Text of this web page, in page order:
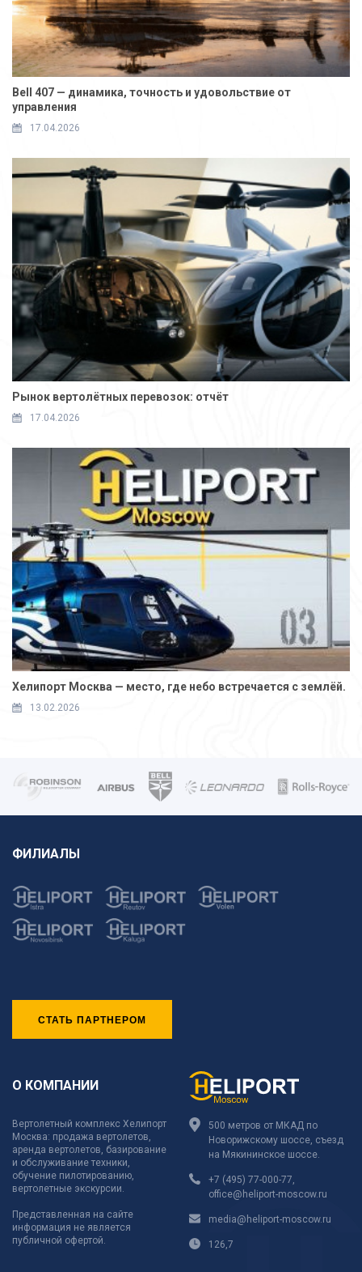
Bell 407 — динамика, точность и удовольствие от
управления
17.04.2026
Рынок вертолётных перевозок: отчёт
17.04.2026
Хелипорт Москва — место, где небо встречается с землёй.
13.02.2026
ФИЛИАЛЫ
СТАТЬ ПАРТНЕРОМ
О КОМПАНИИ
Вертолетный комплекс Хелипорт
Москва: продажа вертолетов,
аренда вертолетов, базирование
и обслуживание техники,
обучение пилотированию,
вертолетные экскурсии.
Представленная на сайте
информация не является
публичной офертой.
500 метров от МКАД по
Новорижскому шоссе, съезд
на Мякининское шоссе.
+7 (495) 77-000-77
office@heliport-moscow.ru
media@heliport-moscow.ru
126,7